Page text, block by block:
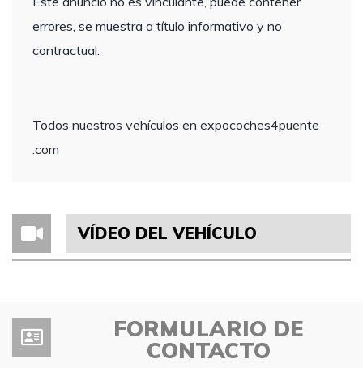
errores, se muestra a título informativo y no
contractual.
Todos nuestros vehículos en expocoches4puente
.com
VÍDEO DEL VEHÍCULO
FORMULARIO DE
CONTACTO